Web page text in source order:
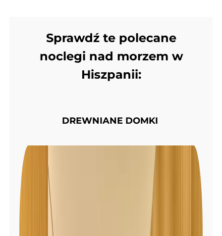
Sprawdź te polecane
noclegi nad morzem w
Hiszpanii:
DREWNIANE DOMKI